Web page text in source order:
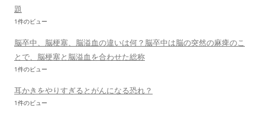
題
1件のビュー
脳卒中、脳梗塞、脳溢血の違いは何？脳卒中は脳の突然の麻痺のこ
とで、脳梗塞と脳溢血を合わせた総称
1件のビュー
耳かきをやりすぎるとがんになる恐れ？
1件のビュー